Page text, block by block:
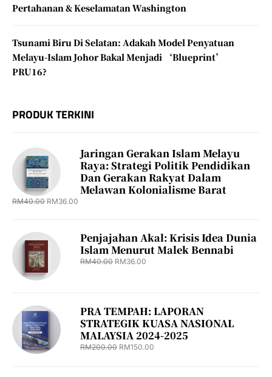
Pertahanan & Keselamatan Washington
Tsunami Biru Di Selatan: Adakah Model Penyatuan
Melayu-Islam Johor Bakal Menjadi ‘Blueprint’
PRU16?
PRODUK TERKINI
Jaringan Gerakan Islam Melayu
Raya: Strategi Politik Pendidikan
Dan Gerakan Rakyat Dalam
Melawan Kolonialisme Barat
RM40.00 RM36.00
Penjajahan Akal: Krisis Idea Dunia
Islam Menurut Malek Bennabi
RM40.00 RM36.00
PRA TEMPAH: LAPORAN
STRATEGIK KUASA NASIONAL
MALAYSIA 2024-2025
RM200.00 RM150.00